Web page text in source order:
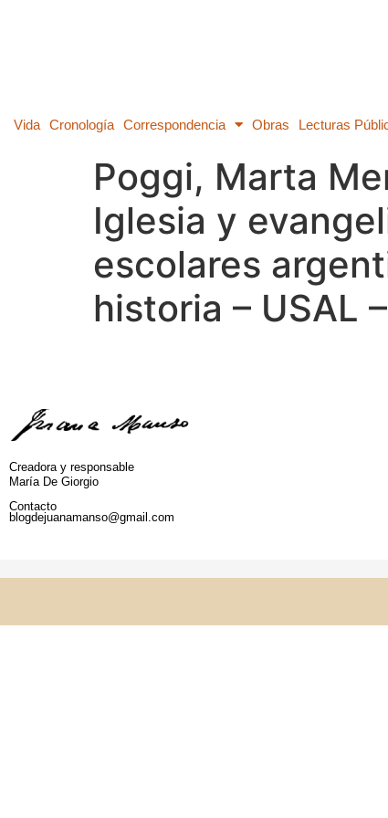
Vida Cronología Correspondencia Obras Lecturas
Poggi, Marta
Iglesia y
escolares
historia – USAL
Creadora y responsable
María De Giorgio
Contacto
blogdejuanamanso@gmail.com